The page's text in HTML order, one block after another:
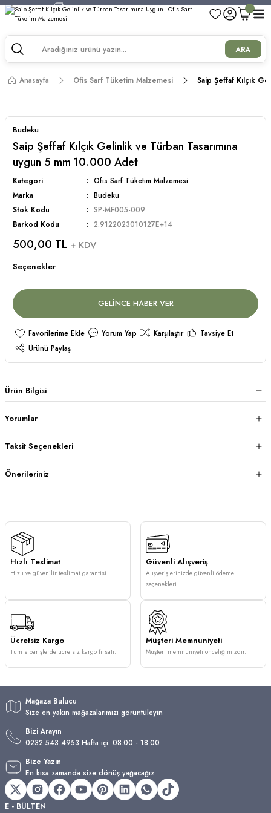
750 TL ve Üzeri Alışverişlerde Kargo Bedava!
750 TL ve Üzeri Alışverişlerde Kargo Bedava!
750 TL ve Üzeri Alışverişlerde Kargo Bedava!
ARA
Anasayfa Ofis Sarf Tüketim Malzemesi Saip Şeffaf Kılçık
Budeku
Saip Şeffaf Kılçık Gelinlik ve Türban Tasarımına
uygun 5 mm 10.000 Adet
Kategori
Ofis Sarf Tüketim Malzemesi
Marka
Budeku
Stok Kodu
SP-MF005-009
Barkod Kodu
2.9122023010127E+14
500,00 TL + KDV
Seçenekler
GELİNCE HABER VER
Yorum Yap Karşılaştır
Tavsiye Et
Ürünü Paylaş
Ürün Bilgisi
Yorumlar
Taksit Seçenekleri
Önerileriniz
Hızlı Teslimat
Hızlı ve güvenilir teslimat garantisi.
Güvenli Alışveriş
Alışverişlerinizde güvenli ödeme
seçenekleri.
Ücretsiz Kargo
Tüm siparişlerde ücretsiz kargo fırsatı.
Müşteri Memnuniyeti
Müşteri memnuniyeti önceliğimizdir.
Mağaza Bulucu
Size en yakın mağazalarımızı görüntüleyin
Bizi Arayın
0232 543 4953 Hafta içi: 08.00 - 18.00
Bize Yazın
En kısa zamanda size dönüş yağacağız.
E - BÜLTEN